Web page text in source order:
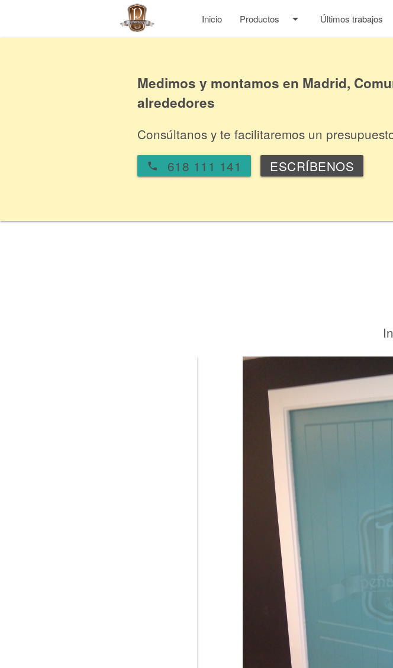
Inicio Productos arrow_drop_down Últimos trabajos
Medimos y montamos en Madrid,
alrededores
Consúltanos y te facilitaremos un
local_phone 618 111 141 ESCRÍBENOS